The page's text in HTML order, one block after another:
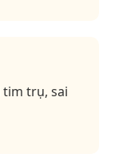
trụ, sai